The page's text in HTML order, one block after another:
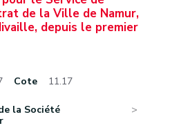
de la Ville de Namur,
depuis le premier
Cote 11.17
la Société